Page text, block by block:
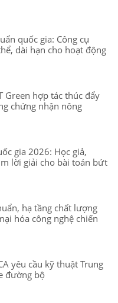
quốc gia: Công cụ
dài hạn cho hoạt động
Green hợp tác thúc đẩy
chứng nhận nông
gia 2026: Học giả,
lời giải cho bài toán bứt
hạ tầng chất lượng
hóa công nghệ chiến
yêu cầu kỹ thuật Trung
đường bộ